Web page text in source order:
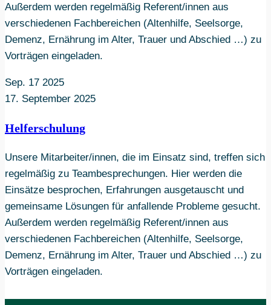
Außerdem werden regelmäßig Referent/innen aus
verschiedenen Fachbereichen (Altenhilfe, Seelsorge,
Demenz, Ernährung im Alter, Trauer und Abschied …) zu
Vorträgen eingeladen.
Sep. 17 2025
17. September 2025
Helferschulung
Unsere Mitarbeiter/innen, die im Einsatz sind, treffen sich
regelmäßig zu Teambesprechungen. Hier werden die
Einsätze besprochen, Erfahrungen ausgetauscht und
gemeinsame Lösungen für anfallende Probleme gesucht.
Außerdem werden regelmäßig Referent/innen aus
verschiedenen Fachbereichen (Altenhilfe, Seelsorge,
Demenz, Ernährung im Alter, Trauer und Abschied …) zu
Vorträgen eingeladen.